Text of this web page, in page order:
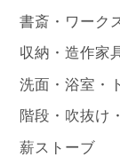
書斎・ワーク
収納・造作家
洗面・浴室・
階段・吹抜け
薪ストーブ